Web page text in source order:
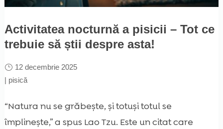
Activitatea nocturnă a pisicii – Tot ce
trebuie să știi despre asta!
12 decembrie 2025
| pisică
“Natura nu se grăbește, și totuși totul se
împlinește,” a spus Lao Tzu. Este un citat care